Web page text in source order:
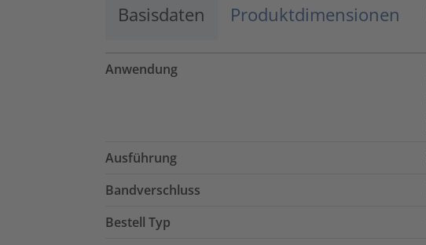
Basisdaten Produktdimensionen
Anwendung
Ausführung
Bandverschluss
Bestell Typ